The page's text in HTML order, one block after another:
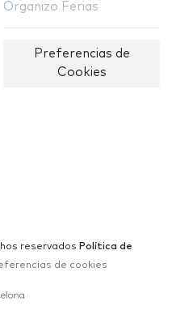
Organizo Ferias
Preferencias de
Cookies
reservados Política de
de cookies